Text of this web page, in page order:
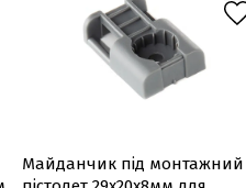
Майданчик під монтажний